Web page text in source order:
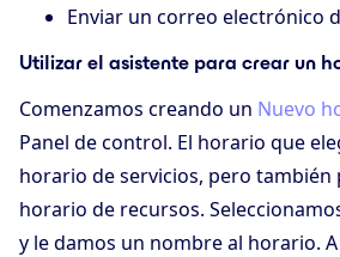
Enviar un correo electrónico
Utilizar el asistente para crear un
Comenzamos creando un Nuevo
Panel de control. El horario que
horario de servicios, pero también
horario de recursos.
y le damos un nombre al horario.